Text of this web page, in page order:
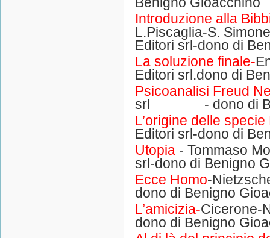
Introduzione alla
L.Piscaglia-S.
Editori srl-dono di
La soluzione finale-
Editori srl.dono di
Psicoanalisi Freud
srl - dono di
L’origine delle
Editori srl-dono di
Utopia - Tommaso
srl-dono di Benigno
Ecce Homo-
dono di Benigno
L’amicizia-Cicerone-
dono di Benigno